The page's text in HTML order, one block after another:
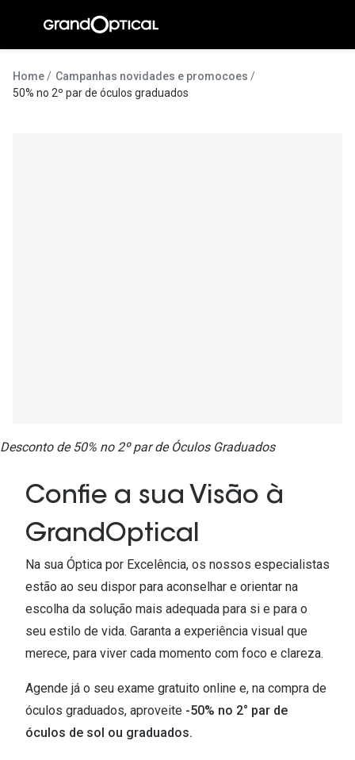
conteúdo
Home
Campanhas novidades e promocoes
50% no 2º par de óculos graduados
Desconto de 50% no 2º par de Óculos Graduados
Confie a sua Visão à
GrandOptical
Na sua Óptica por Excelência, os nossos especialistas
estão ao seu dispor para aconselhar e orientar na
escolha da solução mais adequada para si e para o
seu estilo de vida. Garanta a experiência visual que
merece, para viver cada momento com foco e clareza.
Agende já o seu exame gratuito online e, na compra de
óculos graduados, aproveite -50% no 2° par de
óculos de sol ou graduados.